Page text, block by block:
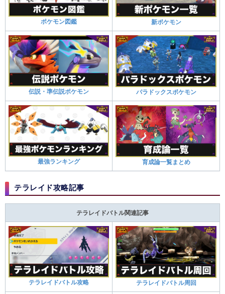
ポケモン図鑑 新ポケモン
伝説・準伝説ポケモン パラドックスポケモン
最強ランキング 育成論一覧まとめ
テラレイド攻略記事
テラレイドバトル関連記事
テラレイドバトル攻略 テラレイドバトル周回